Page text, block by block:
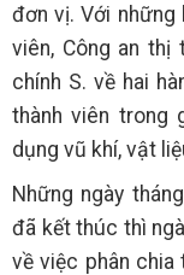
đơn vị. Với
viên, Công an thị
chính S. về hai
thành viên trong
dụng vũ khí, vật
Những ngày
đã kết thúc thì
về việc phân chia